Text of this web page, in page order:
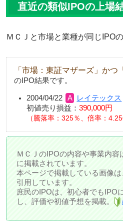
直近の類似IPOの上場
ＭＣＪと市場と業種が同じIPO
「市場：東証マザーズ」かつ
のIPO結果です。
2004/04/22
レイテックス
初値売り損益： 390,000円
騰落率：325％、倍率：
ＭＣＪのIPOの内容や事業内容
に掲載されています。
本ページで掲載している画像
引用しています。
庶民のIPOは、初心者でもIPO
し、評価や初値予想を掲載。